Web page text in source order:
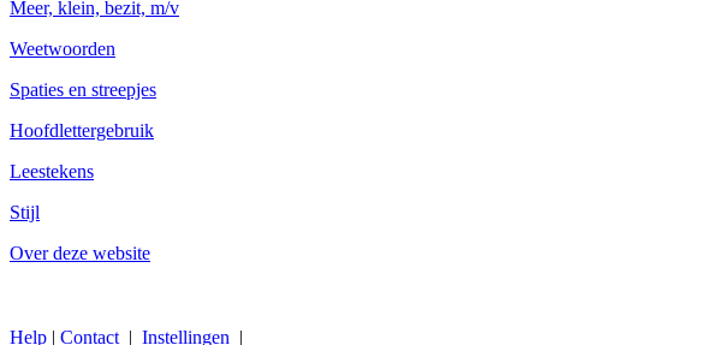
Meer, klein, bezit, m/v
Weetwoorden
Spaties en streepjes
Hoofdlettergebruik
Leestekens
Stijl
Over deze website
Help | Contact | Instellingen |